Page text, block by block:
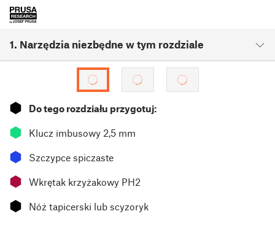
1. Narzędzia niezbędne w tym rozdziale
⬢ Do tego rozdziału przygotuj:
⬢ Klucz imbusowy 2,5 mm
⬢ Szczypce spiczaste
⬢ Wkrętak krzyżakowy PH2
⬢ Nóż tapicerski lub scyzoryk